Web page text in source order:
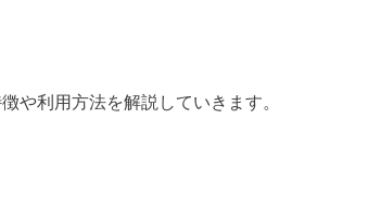
や利用方法を解説していきます。